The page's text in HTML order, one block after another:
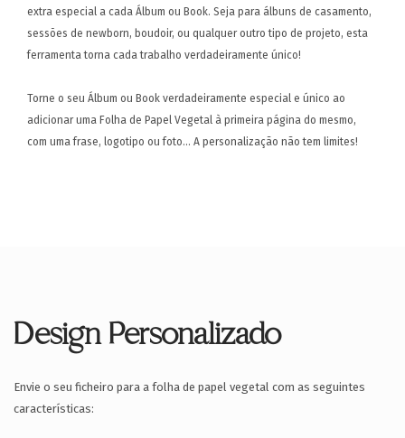
extra especial a cada Álbum ou Book. Seja para álbuns de casamento,
sessões de newborn, boudoir, ou qualquer outro tipo de projeto, esta
ferramenta torna cada trabalho verdadeiramente único!
Torne o seu Álbum ou Book verdadeiramente especial e único ao
adicionar uma Folha de Papel Vegetal à primeira página do mesmo,
com uma frase, logotipo ou foto... A personalização não tem limites!
Design Personalizado
Envie o seu ficheiro para a folha de papel vegetal com as seguintes
características: